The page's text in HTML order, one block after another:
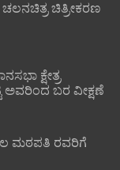
ಚಿತ್ರೀಕರಣ
ಕ್ಷೇತ್ರ
ಅವರಿಂದ ಬರ ವೀಕ್ಷಣೆ
ಮಠಪತಿ ರವರಿಗೆ